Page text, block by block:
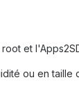
et
ou en taille